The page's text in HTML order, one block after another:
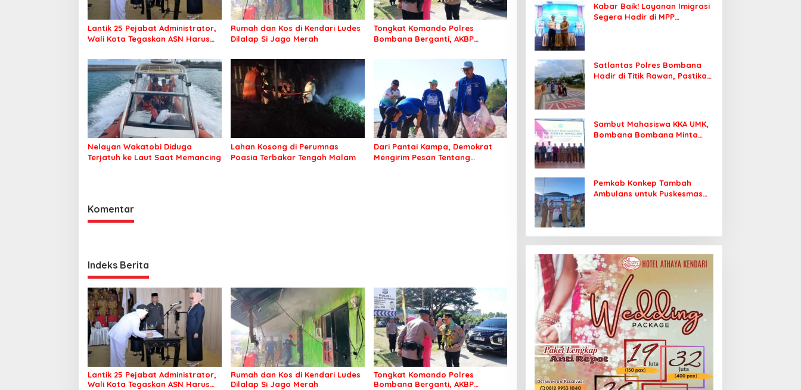
Lantik 25 Pejabat Administrator,
Wali Kota Tegaskan ASN Harus
Layani Masyarakat
Rumah dan Kos di Kendari Ludes
Dilalap Si Jago Merah
Tongkat Komando Polres
Bombana Berganti, AKBP
Kepolisian Bombana
Nelayan Wakatobi Diduga
Terjatuh ke Laut Saat Memancing
Lahan Kosong di Perumnas
Poasia Terbakar Tengah Malam
Dari Pantai Kampa, Demokrat
Mengirim Pesan Tentang
Komentar
Indeks Berita
Lantik 25 Pejabat Administrator,
Wali Kota Tegaskan ASN Harus
Rumah dan Kos di Kendari Ludes
Dilalap Si Jago Merah
Tongkat Komando Polres
Bombana Berganti, AKBP
Kabar Baik! Layanan Imigrasi
Segera Hadir di MPP
Satlantas Polres Bombana
Hadir di Titik Rawan, Pastikan
Sambut Mahasiswa KKA UMK,
Bombana Bombana Minta
Pemkab Konkep Tambah
Ambulans untuk Puskesmas